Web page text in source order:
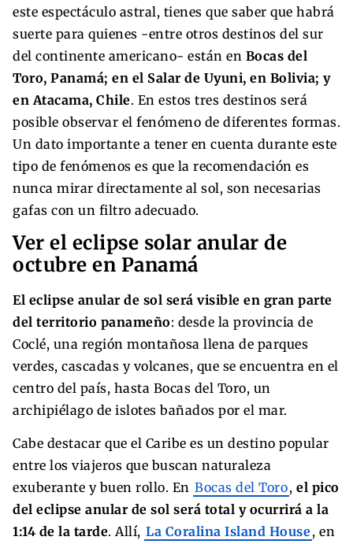
este espectáculo astral, tienes que saber que habrá
suerte para quienes -entre otros destinos del sur
del continente americano- están en Bocas del
Toro, Panamá; en el Salar de Uyuni, en Bolivia; y
en Atacama, Chile. En estos tres destinos será
posible observar el fenómeno de diferentes formas.
Un dato importante a tener en cuenta durante este
tipo de fenómenos es que la recomendación es
nunca mirar directamente al sol, son necesarias
gafas con un filtro adecuado.
Ver el eclipse solar anular de
octubre en Panamá
El eclipse anular de sol será visible en gran parte
del territorio panameño: desde la provincia de
Coclé, una región montañosa llena de parques
verdes, cascadas y volcanes, que se encuentra en el
centro del país, hasta Bocas del Toro, un
archipiélago de islotes bañados por el mar.
Cabe destacar que el Caribe es un destino popular
entre los viajeros que buscan naturaleza
exuberante y buen rollo. En Bocas del Toro, el pico
del eclipse anular de sol será total y ocurrirá a la
1:14 de la tarde. Allí, La Coralina Island House, en